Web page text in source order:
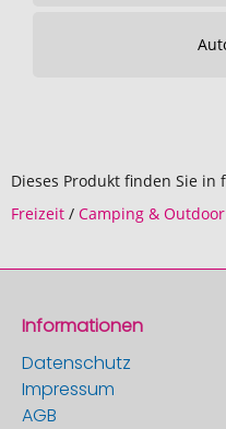
Dieses Produkt finden Sie in
Freizeit / Camping & Outdoor
Informationen
Datenschutz
Impressum
AGB